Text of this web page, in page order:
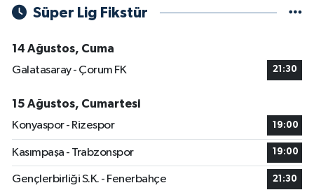
Süper Lig Fikstür
14 Ağustos, Cuma
Galatasaray - Çorum FK
21:30
15 Ağustos, Cumartesi
Konyaspor - Rizespor
19:00
Kasımpaşa - Trabzonspor 19:00
Gençlerbirliği S.K. - Fenerbahçe 21:30